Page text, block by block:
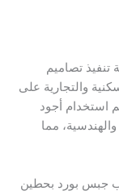
تنفيذ تصاميم
والتجارية على
استخدام أجود
والهندسية، مما
جبس بورد بحطين